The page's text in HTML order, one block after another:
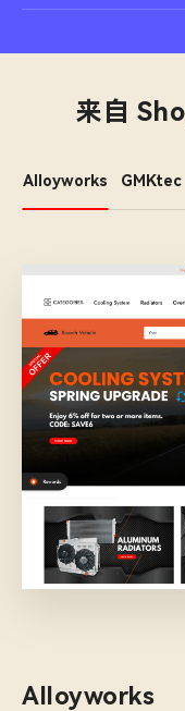
来自
Alloyworks GMKtec
Alloyworks